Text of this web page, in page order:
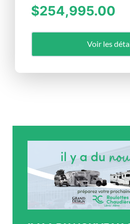
$254,995.00
Voir les